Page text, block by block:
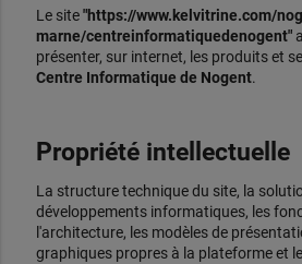
Le site"https://www.kelvitrine.com/
marne/centreinformatiquedenogent"
présenter, sur internet, les produits et
Centre Informatique de Nogent.
Propriété intellectuelle
La structure technique du site, la
développements informatiques, les
l'architecture, les modèles de
graphiques propres à la plateforme et